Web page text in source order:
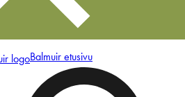
Balmuir etusivu